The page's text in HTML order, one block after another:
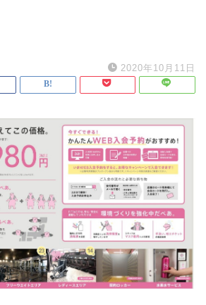
2020年10月11日